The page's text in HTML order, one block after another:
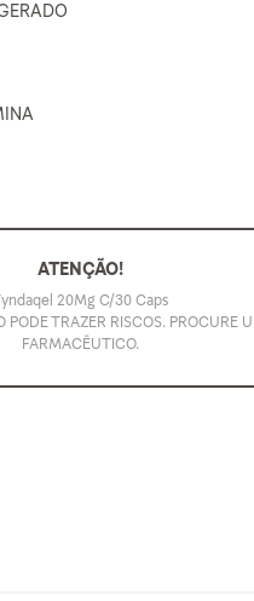
ATENÇÃO!
20Mg C/30 Caps
PODE TRAZER RISCOS. PROCURE
FARMACÊUTICO.